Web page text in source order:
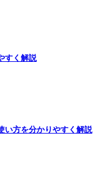
すく解説
い方を分かりやすく解説